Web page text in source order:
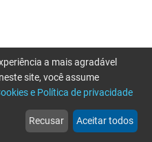
web
Notícias
more_horiz
Mais
a mais agradável
site, você assume
e Política de privacidade
Recusar Aceitar todos
tente novamente